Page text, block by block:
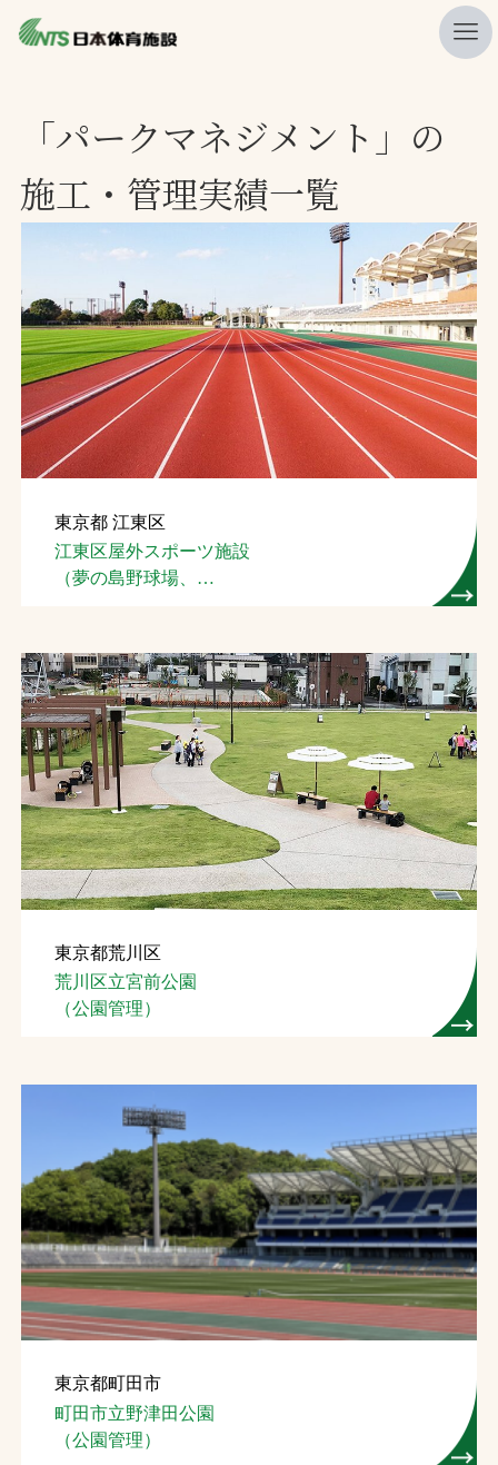
プレスリリース
製品・サービス一覧
施工・管理実績一覧
会社概要
採用情報
検索
お問合せ
お取引先の皆様へ
ソーシャルメディアポリシー
InstagramFacebookYouTube
文字の見えづらさや操作にお困りの方へ
「パークマネジメント」の
施工・管理実績一覧
東京都 江東区
江東区屋外スポーツ施設
（夢の島野球場、
東京都荒川区
荒川区立宮前公園
（公園管理）
東京都町田市
町田市立野津田公園
（公園管理）